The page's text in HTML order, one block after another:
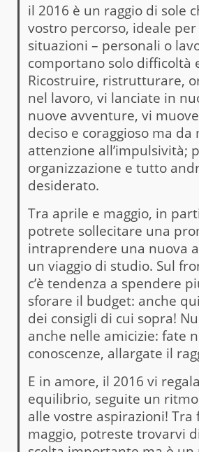
il 2016 è un raggio di sole
vostro percorso, ideale
situazioni – personali o
comportano solo difficoltà
Ricostruire, ristrutturare,
nel lavoro, vi lanciate in
nuove avventure, vi
deciso e coraggioso ma da
attenzione all’impulsività;
organizzazione e tutto
desiderato.
Tra aprile e maggio, in
potrete sollecitare una
intraprendere una nuova
un viaggio di studio. Sul
c’è tendenza a spendere
sforare il budget: anche
dei consigli di cui sopra!
anche nelle amicizie: fate
conoscenze, allargate il
E in amore, il 2016 vi
equilibrio, seguite un
alle vostre aspirazioni! Tra
maggio, potreste trovarvi